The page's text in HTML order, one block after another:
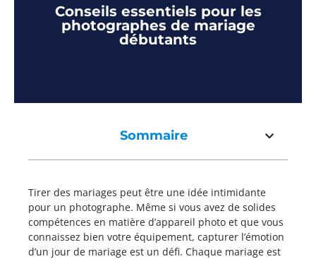
Conseils essentiels pour les
photographes de mariage
débutants
Sommaire
Tirer des mariages peut être une idée intimidante
pour un photographe. Même si vous avez de solides
compétences en matière d’appareil photo et que vous
connaissez bien votre équipement, capturer l’émotion
d’un jour de mariage est un défi. Chaque mariage est